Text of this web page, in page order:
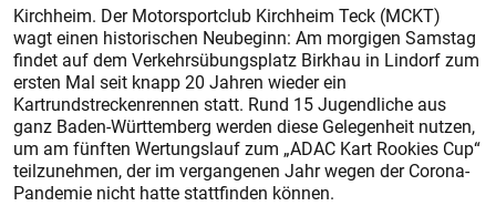
Kirchheim. Der Motorsportclub Kirchheim Teck (MCKT)
wagt einen historischen Neubeginn: Am morgigen Samstag
findet auf dem Verkehrsübungsplatz Birkhau in Lindorf zum
ersten Mal seit knapp 20 Jahren wieder ein
Kartrundstreckenrennen statt. Rund 15 Jugendliche aus
ganz Baden-Württemberg werden diese Gelegenheit nutzen,
um am fünften Wertungslauf zum „ADAC Kart Rookies Cup“
teilzunehmen, der im vergangenen Jahr wegen der Corona-
Pandemie nicht hatte stattfinden können.